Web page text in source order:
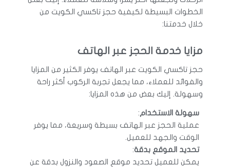
الخطوات البسيطة لكيفية حجز تاكسي الكويت من
خلال خدمتنا:
مزايا خدمة الحجز عبر الهاتف
حجز تاكسي الكويت عبر الهاتف يوفر الكثير من المزايا
والفوائد للعملاء، مما يجعل تجربة الركوب أكثر راحة
وسهولة. إليك بعض من هذه المزايا:
سهولة الاستخدام:
عملية الحجز عبر الهاتف بسيطة وسريعة، مما يوفر
الوقت والجهد للعميل.
تحديد الموقع بدقة:
يمكن للعميل تحديد موقع الصعود والنزول بدقة عن